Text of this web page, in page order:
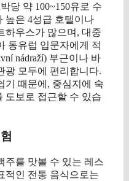
당 약 100~150유로 수
높은 4성급 호텔이나
하우스가 많으며, 대중
동유럽 입문자에게 적
nádraží) 부근이나 바
광 모두에 편리합니다.
기 때문에, 중심지에 숙
도보로 접근할 수 있습
주를 맛볼 수 있는 레스
적인 전통 음식으로는